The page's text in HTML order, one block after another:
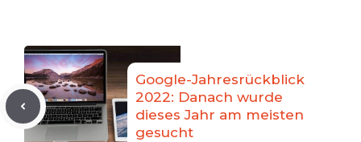
Google-Jahresrückblick
2022: Danach wurde
dieses Jahr am meisten
gesucht